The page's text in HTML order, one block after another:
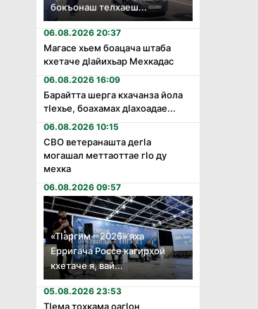
бокъонаш телхаеш...
06.08.2026 20:37
Магасе хьем боацача штаба
кхетаче дӏайихьар Мехкадас
06.08.2026 16:09
Барайтта шерга кхачанза йола
тӏехье, боахамах дӏахоадае...
06.08.2026 10:15
СВО ветеранашта дегӏа
могашал меттаоттае гӏо ду
мехка
06.08.2026 09:57
«Тӏаргим – 2026» яха
Ерригача Россе кагирхой
кхетаче я, вай...
05.08.2026 23:53
Тӏема тохкама оагӏон